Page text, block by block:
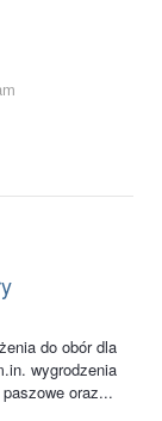
do obór dla
wygrodzenia
oraz...